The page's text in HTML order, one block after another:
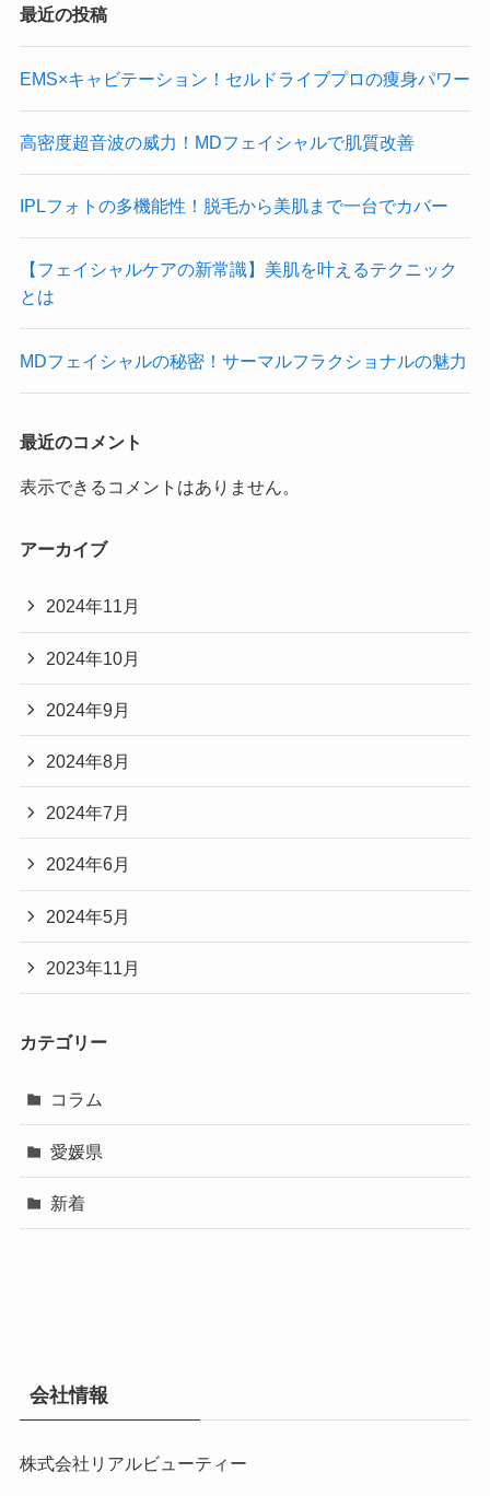
最近の投稿
EMS×キャビテーション！セルドライブプロの痩身パワー
高密度超音波の威力！MDフェイシャルで肌質改善
IPLフォトの多機能性！脱毛から美肌まで一台でカバー
【フェイシャルケアの新常識】美肌を叶えるテクニック
とは
MDフェイシャルの秘密！サーマルフラクショナルの魅力
最近のコメント
表示できるコメントはありません。
アーカイブ
2024年11月
2024年10月
2024年9月
2024年8月
2024年7月
2024年6月
2024年5月
2023年11月
カテゴリー
コラム
愛媛県
新着
会社情報
株式会社リアルビューティー